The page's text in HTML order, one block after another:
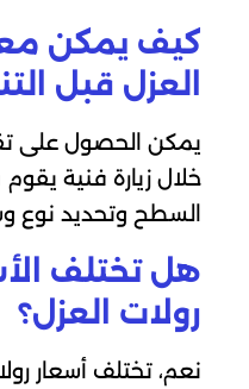
كيف يمكن
العزل قبل
يمكن الحصول على
خلال زيارة فنية
السطح وتحديد نوع
هل تختلف
رولات العزل؟
نعم، تختلف أسعار